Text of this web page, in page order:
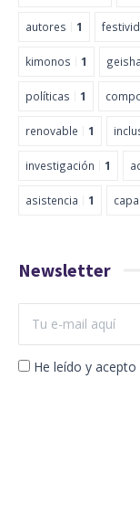
autores 1
kimonos 1 geisha
políticas 1
renovable 1
investigación 1
asistencia 1
Newsletter
He leído y